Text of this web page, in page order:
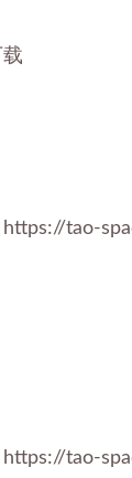
tao-
https://tao-